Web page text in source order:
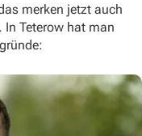
merken jetzt auch
Teterow hat man